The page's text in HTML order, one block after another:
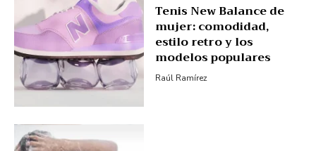
Tenis New Balance de
mujer: comodidad,
estilo retro y los
modelos populares
Raúl Ramírez